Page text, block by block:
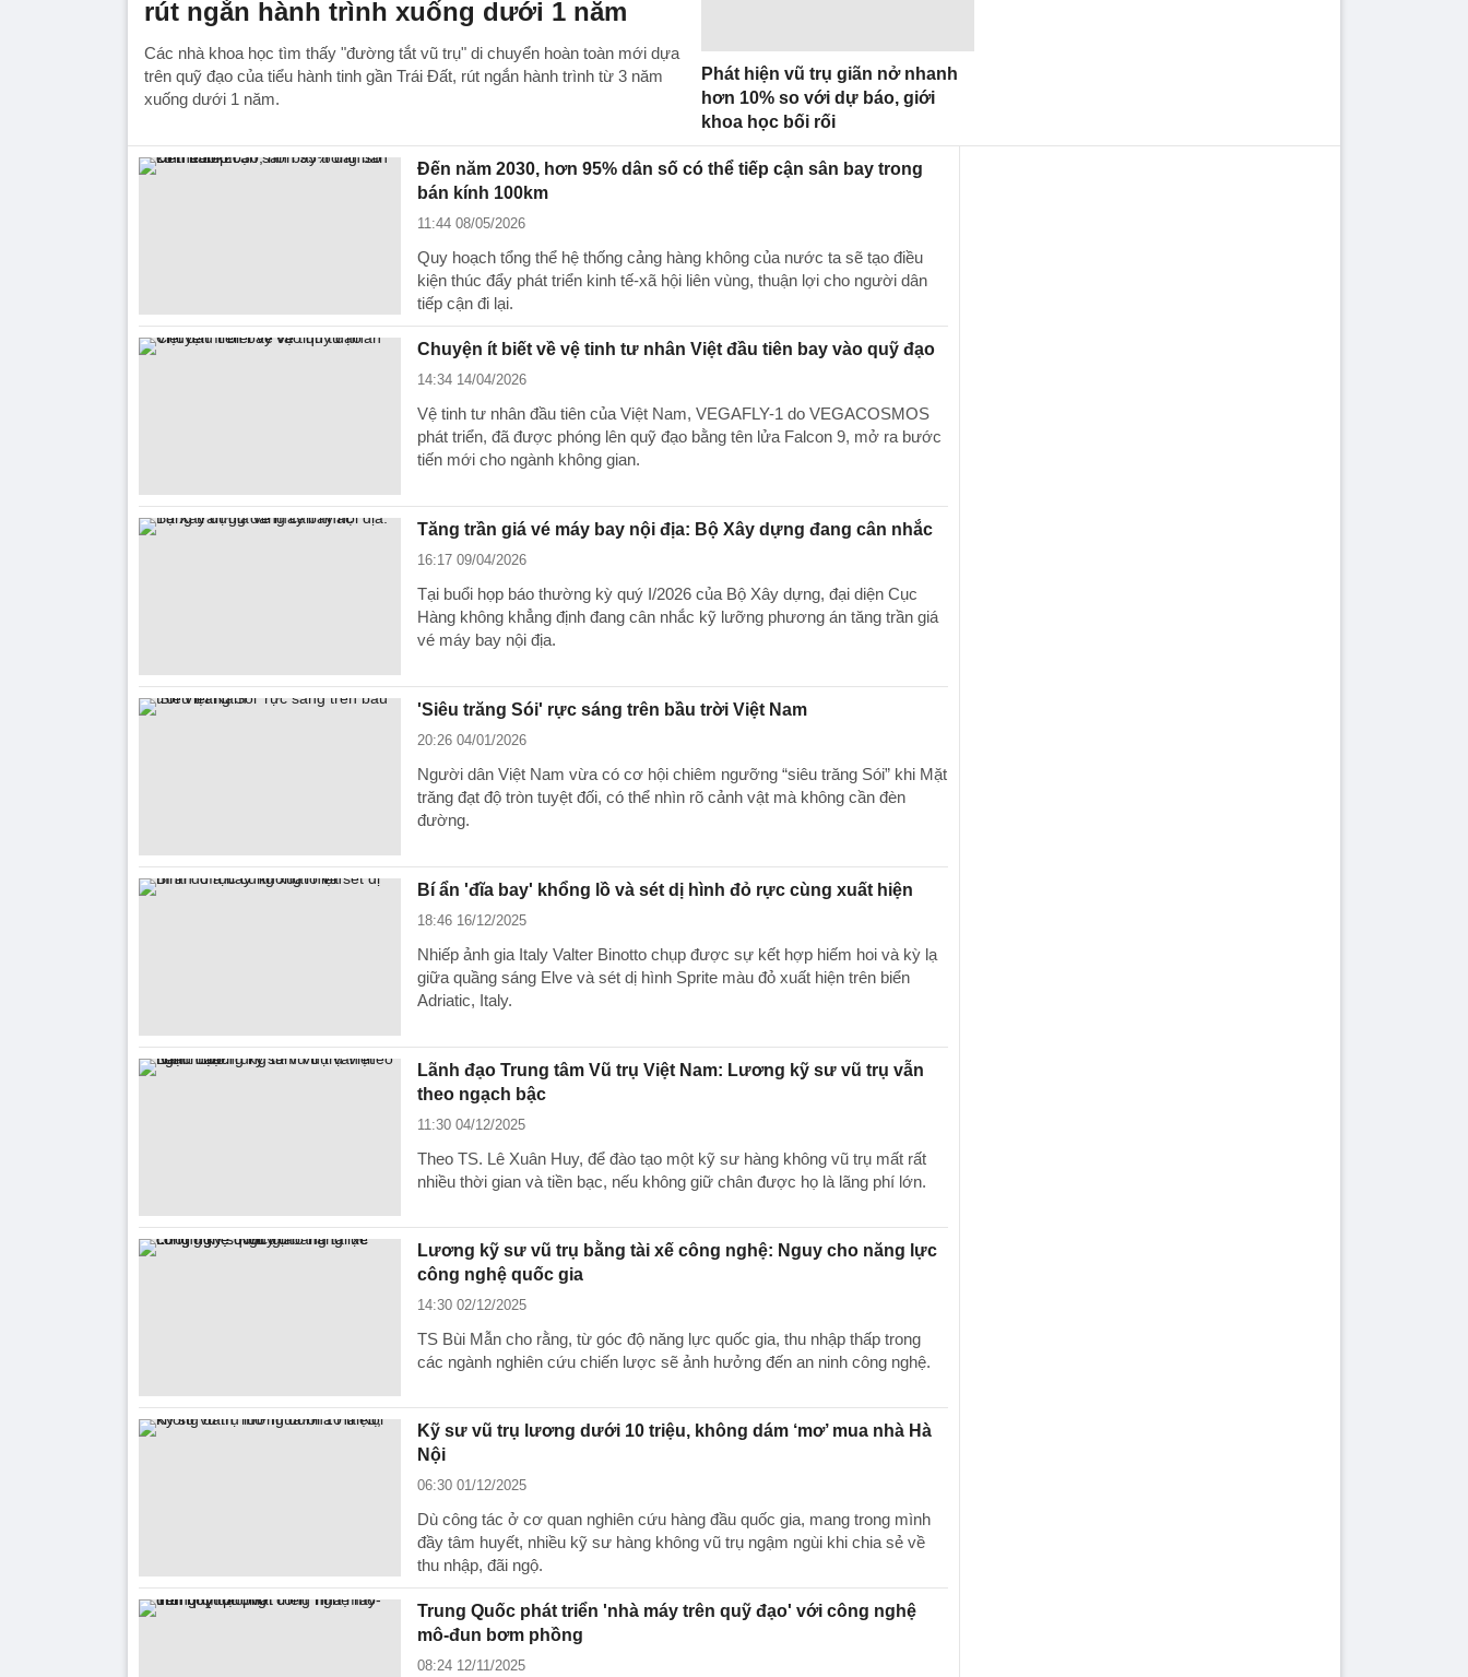
rút ngắn hành trình xuống dưới 1 năm
Các nhà khoa học tìm thấy "đường tắt vũ trụ" di chuyển hoàn toàn mới dựa
trên quỹ đạo của tiểu hành tinh gần Trái Đất, rút ngắn hành trình từ 3 năm
xuống dưới 1 năm.
Phát hiện vũ trụ giãn nở nhanh
hơn 10% so với dự báo, giới
khoa học bối rối
Đến năm 2030, hơn 95% dân số có thể tiếp cận sân bay trong
bán kính 100km
11:44 08/05/2026
Quy hoạch tổng thể hệ thống cảng hàng không của nước ta sẽ tạo điều
kiện thúc đẩy phát triển kinh tế-xã hội liên vùng, thuận lợi cho người dân
tiếp cận đi lại.
Chuyện ít biết về vệ tinh tư nhân Việt đầu tiên bay vào quỹ đạo
14:34 14/04/2026
Vệ tinh tư nhân đầu tiên của Việt Nam, VEGAFLY-1 do VEGACOSMOS
phát triển, đã được phóng lên quỹ đạo bằng tên lửa Falcon 9, mở ra bước
tiến mới cho ngành không gian.
Tăng trần giá vé máy bay nội địa: Bộ Xây dựng đang cân nhắc
16:17 09/04/2026
Tại buổi họp báo thường kỳ quý I/2026 của Bộ Xây dựng, đại diện Cục
Hàng không khẳng định đang cân nhắc kỹ lưỡng phương án tăng trần giá
vé máy bay nội địa.
'Siêu trăng Sói' rực sáng trên bầu trời Việt Nam
20:26 04/01/2026
Người dân Việt Nam vừa có cơ hội chiêm ngưỡng “siêu trăng Sói” khi Mặt
trăng đạt độ tròn tuyệt đối, có thể nhìn rõ cảnh vật mà không cần đèn
đường.
Bí ẩn 'đĩa bay' khổng lồ và sét dị hình đỏ rực cùng xuất hiện
18:46 16/12/2025
Nhiếp ảnh gia Italy Valter Binotto chụp được sự kết hợp hiếm hoi và kỳ lạ
giữa quầng sáng Elve và sét dị hình Sprite màu đỏ xuất hiện trên biển
Adriatic, Italy.
Lãnh đạo Trung tâm Vũ trụ Việt Nam: Lương kỹ sư vũ trụ vẫn
theo ngạch bậc
11:30 04/12/2025
Theo TS. Lê Xuân Huy, để đào tạo một kỹ sư hàng không vũ trụ mất rất
nhiều thời gian và tiền bạc, nếu không giữ chân được họ là lãng phí lớn.
Lương kỹ sư vũ trụ bằng tài xế công nghệ: Nguy cho năng lực
công nghệ quốc gia
14:30 02/12/2025
TS Bùi Mẫn cho rằng, từ góc độ năng lực quốc gia, thu nhập thấp trong
các ngành nghiên cứu chiến lược sẽ ảnh hưởng đến an ninh công nghệ.
Kỹ sư vũ trụ lương dưới 10 triệu, không dám ‘mơ’ mua nhà Hà
Nội
06:30 01/12/2025
Dù công tác ở cơ quan nghiên cứu hàng đầu quốc gia, mang trong mình
đầy tâm huyết, nhiều kỹ sư hàng không vũ trụ ngậm ngùi khi chia sẻ về
thu nhập, đãi ngộ.
Trung Quốc phát triển 'nhà máy trên quỹ đạo' với công nghệ
mô-đun bơm phồng
08:24 12/11/2025